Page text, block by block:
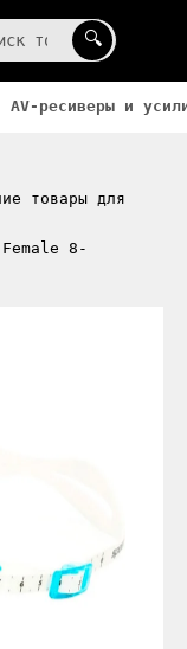
🔍
AV-ресиверы и
товары для
8-